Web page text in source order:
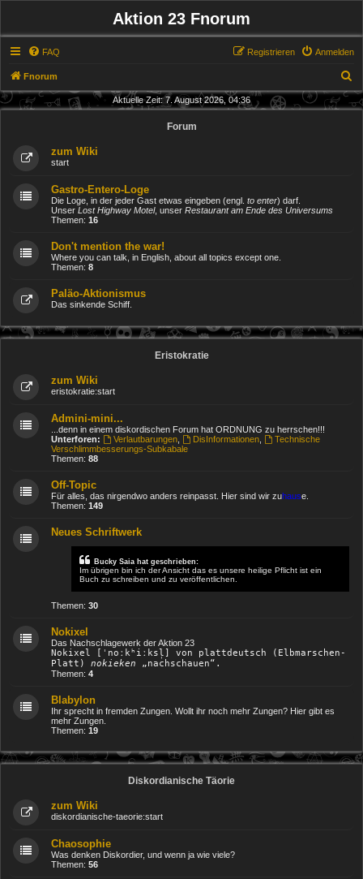
Aktion 23 Fnorum
FAQ Anmelden
Registrieren
Fnorum
u
Aktuelle Zeit: 7. August 2026, 04:36
Forum
zum Wiki
start
Gastro-Entero-Loge
Die Loge, in der jeder Gast etwas eingeben (engl. to enter) darf.
Unser Lost Highway Motel, unser Restaurant am Ende des Universums
Themen: 16
Don't mention the war!
Where you can talk, in English, about all topics except one.
Themen: 8
Paläo-Aktionismus
Das sinkende Schiff.
Eristokratie
zum Wiki
eristokratie:start
Admini-mini...
...denn in einem diskordischen Forum hat ORDNUNG zu herrschen!!!
Unterforen:
Verlautbarungen, DisInformationen,
Technische
Verschlimmbesserungs-Subkabale
Themen: 88
Off-Topic
Für alles, das nirgendwo anders reinpasst. Hier sind wir zuhause.
Themen: 149
Neues Schriftwerk
Bucky Saia hat geschrieben:
Im übrigen bin ich der Ansicht das es unsere heilige Pflicht ist ein
Buch zu schreiben und zu veröffentlichen.
Themen: 30
Nokixel
Das Nachschlagewerk der Aktion 23
Nokixel [ˈnoːkʰiːksl̩] von plattdeutsch (Elbmarschen-
Platt) nokieken „nachschauen“.
Themen: 4
Blabylon
Ihr sprecht in fremden Zungen. Wollt ihr noch mehr Zungen? Hier gibt es
mehr Zungen.
Themen: 19
Diskordianische Täorie
zum Wiki
diskordianische-taeorie:start
Chaosophie
Was denken Diskordier, und wenn ja wie viele?
Themen: 56